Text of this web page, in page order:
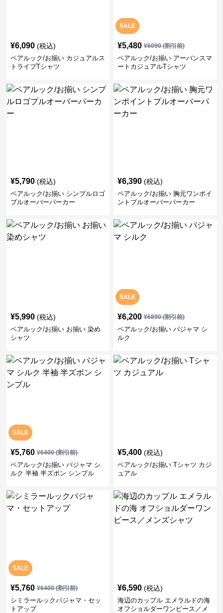
¥6,090 (税込)
ペアルック/お揃い カジュアルス
トライプTシャツ
SALE
¥5,480 ¥6090(割引前)
ペアルック/お揃い アーバンスマ
ートカジュアルTシャツ
¥5,790 (税込)
ペアルック/お揃い シンプルロゴ
プルオーバーパーカー
¥6,390 (税込)
ペアルック/お揃い 胸元ワンポイ
ントプルオーバーパーカー
¥5,990 (税込)
ペアルック/お揃い お揃い 染め
シャツ
SALE
¥6,200 ¥6890(割引前)
ペアルック/お揃い パジャマ シ
ルク
SALE
¥5,760 ¥6400(割引前)
ペアルック/お揃い パジャマ シ
ルク 半袖 半ズボン シンプル
¥5,400 (税込)
ペアルック/お揃い Tシャツ カジ
ュアル
SALE
¥5,760 ¥6400(割引前)
シミラールックパジャマ・セッ
トアップ
¥6,590 (税込)
海辺のカップル エメラルドの海
オフショルダーワンピース／メ